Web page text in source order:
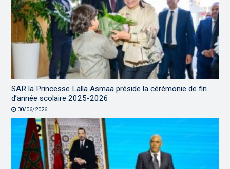
SAR la Princesse Lalla Asmaa préside la cérémonie de fin
d’année scolaire 2025-2026
30/06/2026